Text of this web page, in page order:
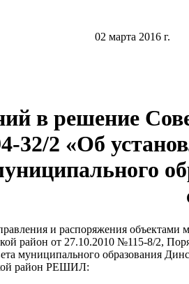
02
в решение
32/2 «Об
и распоряжения
район от 27.10.2010 №115-8/2,
муниципального образования
район РЕШИЛ: